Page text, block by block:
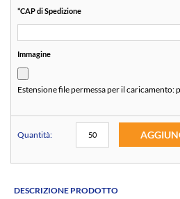
*CAP di Spedizione
Immagine
Estensione file permessa per il caricamento:
Quantità:
DESCRIZIONE PRODOTTO